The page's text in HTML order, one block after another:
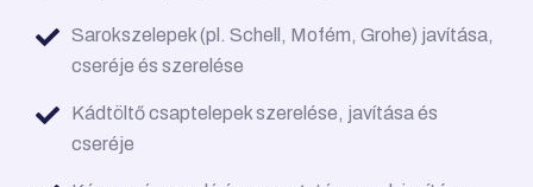
Sarokszelepek (pl. Schell, Mofém, Grohe) javítása,
cseréje és szerelése
Kádtöltő csaptelepek szerelése, javítása és
cseréje